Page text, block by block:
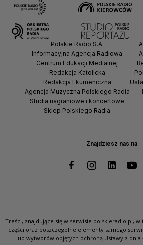
Znajdziesz nas na
Polskie Radio S.A.
Informacyjna Agencja Radiowa
Centrum Edukacji Medialnej
Redakcja Katolicka
Redakcja Ekumeniczna
Agencja Muzyczna Polskiego Radia
Studia nagraniowe i koncertowe
Sklep Polskiego Radia
Treści, znajdujące się w serwisie polskieradio.pl, w
części oraz poszczególne elementy samego
lub wytworów objętych ochroną Ustawy z dnia